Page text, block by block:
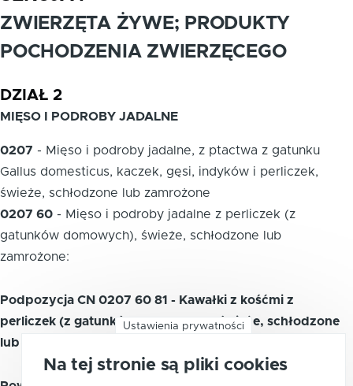
ZWIERZĘTA ŻYWE; PRODUKTY
POCHODZENIA ZWIERZĘCEGO
DZIAŁ 2
MIĘSO I PODROBY JADALNE
0207 - Mięso i podroby jadalne, z ptactwa z gatunku
Gallus domesticus, kaczek, gęsi, indyków i perliczek,
świeże, schłodzone lub zamrożone
0207 60 - Mięso i podroby jadalne z perliczek (z
gatunków domowych), świeże, schłodzone lub
zamrożone:
Podpozycja CN 0207 60 81 - Kawałki z kośćmi z
perliczek (z gatunków domowych), świeże, schłodzone
lub zamrożone, gdzie indziej niesklasyfikowane
Ustawienia prywatności
Na tej stronie są pliki cookies